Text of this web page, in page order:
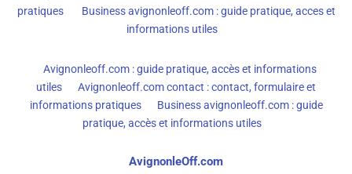
pratiques
Business avignonleoff.com : guide pratique, acces et
informations utiles
Avignonleoff.com : guide pratique, accès et informations
utiles
Avignonleoff.com contact : contact, formulaire et
informations pratiques
Business avignonleoff.com : guide
pratique, accès et informations utiles
AvignonleOff.com